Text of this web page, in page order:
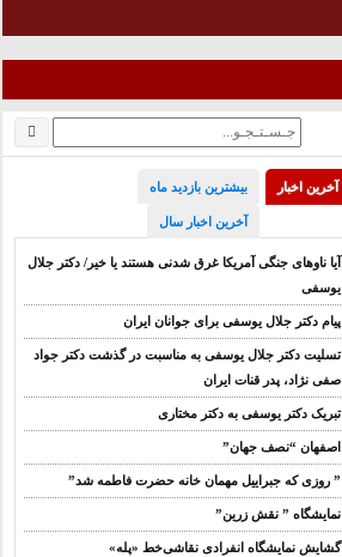
آخرین اخبار بیشترین بازدید ماه
آخرین اخبار سال
آیا ناوهای جنگی آمریکا غرق شدنی هستند یا خیر/ دکتر جلال
یوسفی
پیام دکتر جلال یوسفی برای جوانان ایران
تسلیت دکتر جلال یوسفی به مناسبت در گذشت دکتر جواد
صفی نژاد، پدر قنات ایران
تبریک دکتر یوسفی به دکتر مختاری
اصفهان “نصف جهان”
” روزی که جبراییل مهمان خانه حضرت فاطمه شد”
نمایشگاه ” نقش زرین”
گشایش نمایشگاه انفرادی نقاشی‌خط «پله»